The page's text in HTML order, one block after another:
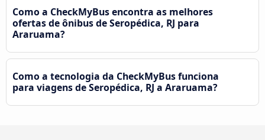
Como a CheckMyBus encontra as melhores
ofertas de ônibus de Seropédica, RJ para
Araruama?
Como a tecnologia da CheckMyBus funciona
para viagens de Seropédica, RJ a Araruama?